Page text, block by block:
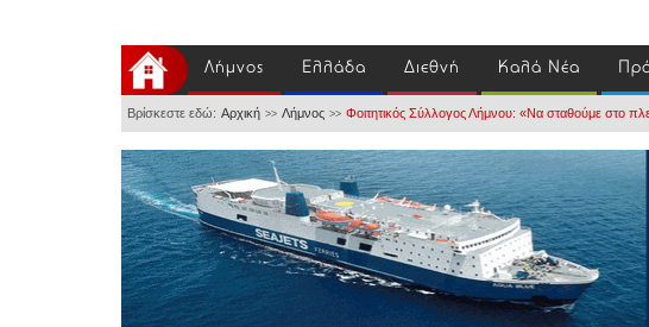
Λήμνος Ελλάδα Διεθνή Καλά Νέα
Βρίσκεστε εδώ: Αρχική >> Λήμνος >> Φοιτητικός Σύλλογος Λήμνου: «Να σταθούμε στο